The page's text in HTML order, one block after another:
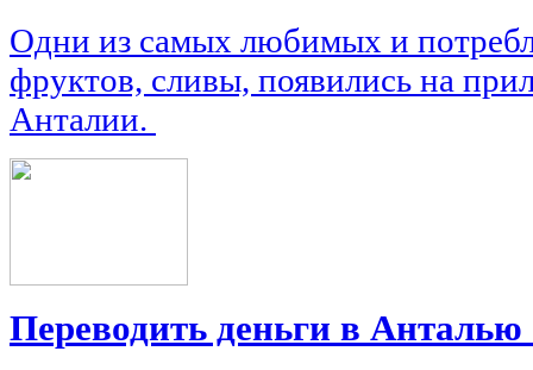
Одни из самых любимых и
фруктов, сливы, появились на
Анталии.
Переводить деньги в